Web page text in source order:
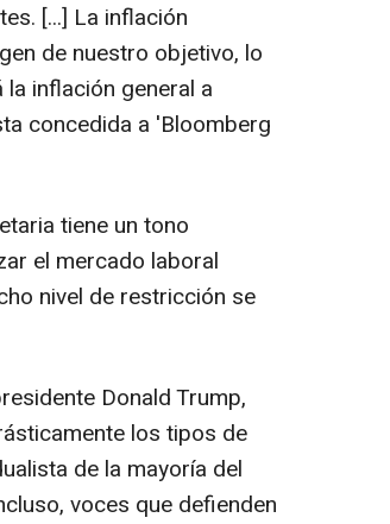
[...] La inflación
de nuestro objetivo, lo
inflación general a
concedida a 'Bloomberg
tiene un tono
el mercado laboral
nivel de restricción se
Donald Trump,
los tipos de
de la mayoría del
voces que defienden